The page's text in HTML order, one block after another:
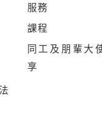
服務
課程
同工及朋輩大
享